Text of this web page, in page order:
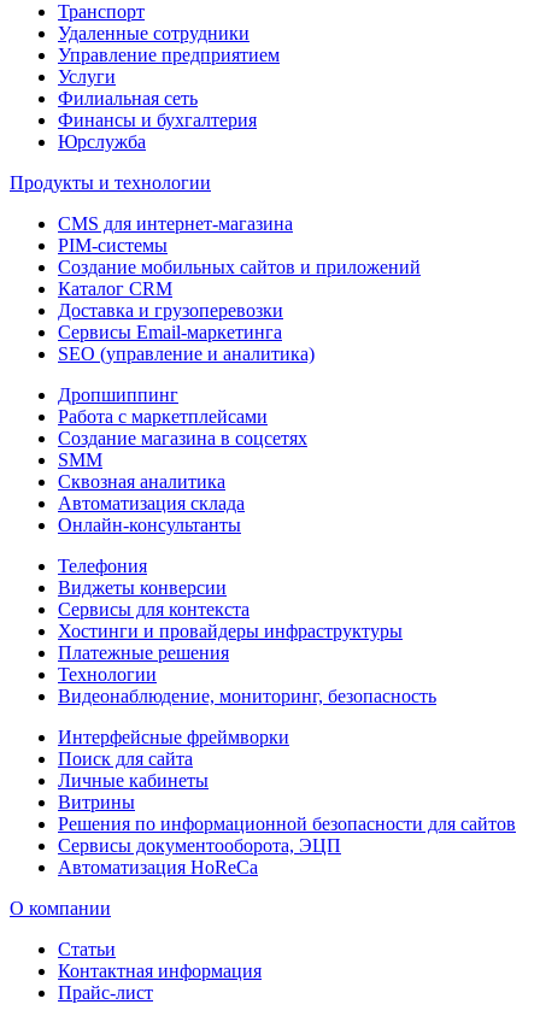
Транспорт
Удаленные сотрудники
Управление предприятием
Услуги
Филиальная сеть
Финансы и бухгалтерия
Юрслужба
Продукты и технологии
CMS для интернет-магазина
PIM-системы
Создание мобильных сайтов и приложений
Каталог CRM
Доставка и грузоперевозки
Сервисы Email-маркетинга
SEO (управление и аналитика)
Дропшиппинг
Работа с маркетплейсами
Создание магазина в соцсетях
SMM
Сквозная аналитика
Автоматизация склада
Онлайн-консультанты
Телефония
Виджеты конверсии
Сервисы для контекста
Хостинги и провайдеры инфраструктуры
Платежные решения
Технологии
Видеонаблюдение, мониторинг, безопасность
Интерфейсные фреймворки
Поиск для сайта
Личные кабинеты
Витрины
Решения по информационной безопасности для сайтов
Сервисы документооборота, ЭЦП
Автоматизация HoReCa
О компании
Статьи
Контактная информация
Прайс-лист